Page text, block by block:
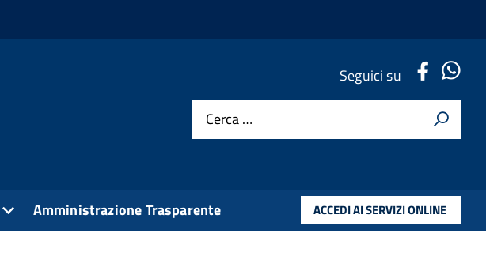
Seguici su . .
Cerca …
Amministrazione Trasparente ACCEDI AI SERVIZI ONLINE